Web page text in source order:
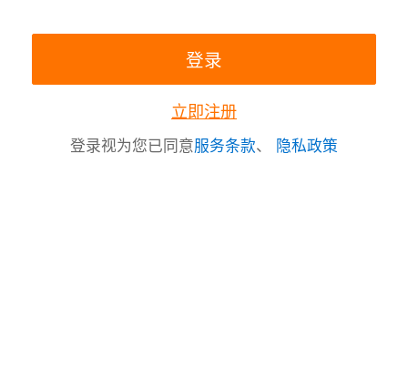
立即注册
登录视为您已同意服务条款、 隐私政策